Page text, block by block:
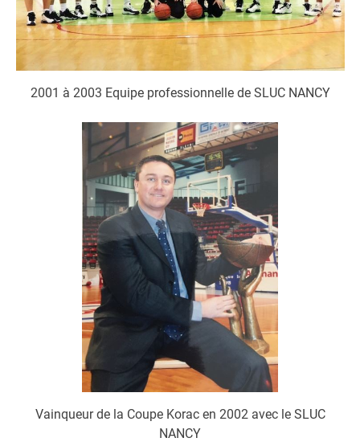
2001 à 2003 Equipe professionnelle de SLUC NANCY
Vainqueur de la Coupe Korac en 2002 avec le SLUC
NANCY